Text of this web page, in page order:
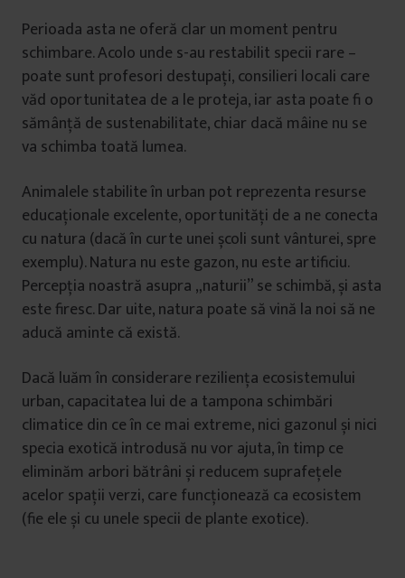
Perioada asta ne oferă clar un moment pentru
schimbare. Acolo unde s-au restabilit specii rare –
poate sunt profesori destupați, consilieri locali care
văd oportunitatea de a le proteja, iar asta poate fi o
sămânță de sustenabilitate, chiar dacă mâine nu se
va schimba toată lumea.
Animalele stabilite în urban pot reprezenta resurse
educaționale excelente, oportunități de a ne conecta
cu natura (dacă în curte unei școli sunt vânturei, spre
exemplu). Natura nu este gazon, nu este artificiu.
Percepția noastră asupra „naturii” se schimbă, și asta
este firesc. Dar uite, natura poate să vină la noi să ne
aducă aminte că există.
Dacă luăm în considerare reziliența ecosistemului
urban, capacitatea lui de a tampona schimbări
climatice din ce în ce mai extreme, nici gazonul și nici
specia exotică introdusă nu vor ajuta, în timp ce
eliminăm arbori bătrâni și reducem suprafețele
acelor spații verzi, care funcționează ca ecosistem
(fie ele și cu unele specii de plante exotice).